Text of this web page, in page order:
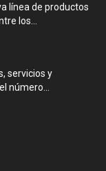
línea de productos
los...
servicios y
número...